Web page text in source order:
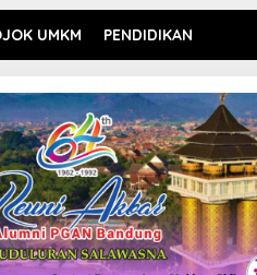
UMKM PENDIDIKAN